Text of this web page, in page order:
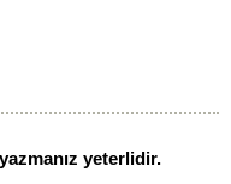
yeterlidir.